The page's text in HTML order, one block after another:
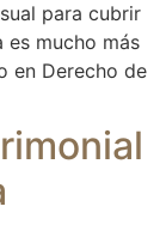
para cubrir
es mucho más
en Derecho de